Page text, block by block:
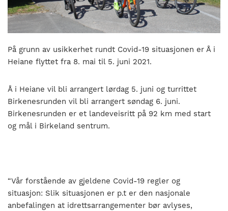
til
en
folkesport.
På grunn av usikkerhet rundt Covid-19 situasjonen er Å i
Heiane flyttet fra 8. mai til 5. juni 2021.
Å i Heiane vil bli arrangert lørdag 5. juni og turrittet
Birkenesrunden vil bli arrangert søndag 6. juni.
Birkenesrunden er et landeveisritt på 92 km med start
og mål i Birkeland sentrum.
“Vår forstående av gjeldene Covid-19 regler og
situasjon: Slik situasjonen er p.t er den nasjonale
anbefalingen at idrettsarrangementer bør avlyses,